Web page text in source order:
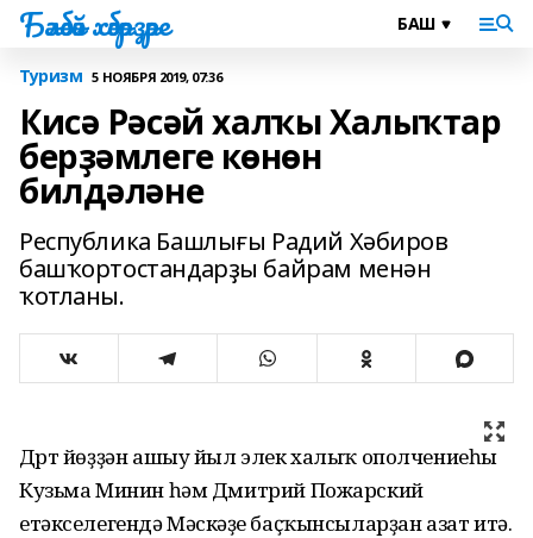
Бәләбәй хәбәрҙәре
Туризм 5 НОЯБРЯ 2019, 07:36
Кисә Рәсәй халҡы Халыҡтар
берҙәмлеге көнөн
билдәләне
Республика Башлығы Радий Хәбиров
башҡортостандарҙы байрам менән
ҡотланы.
Дүрт йөҙҙән ашыу йыл элек халыҡ ополчениеһы
Кузьма Минин һәм Дмитрий Пожарский
етәкселегендә Мәскәүҙе баҫҡынсыларҙан азат итә.